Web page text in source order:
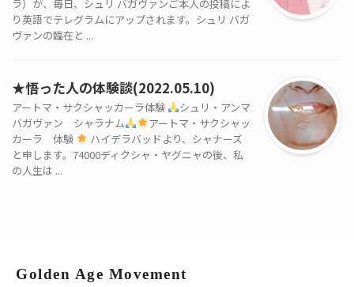
ラ）が、毎日、シュリ バガヴァンご本人の投稿によ
り英語でテレグラムにアップされます。シュリ バガ
ヴァンの臨在と ...
★悟った人の体験談(2022.05.10)
アートマ・サクシャッカーラ体験
シュリ・アンマ
バガヴァン シャラナム
アートマ・サクシャッ
カーラ 体験
ハイデラバッドより、シャナーズ
と申します。74000ディクシャ・ヤグニャの後、私
の人生は ...
Golden Age Movement